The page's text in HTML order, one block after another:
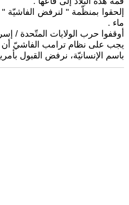
إلحقوا بمنظّمة " لنرفض
ماء .
أوقفوا حرب الولايات المتّحدة /
يجب على نظام ترامب الفاشيّ
باسم الإنسانيّة، نرفض القبول